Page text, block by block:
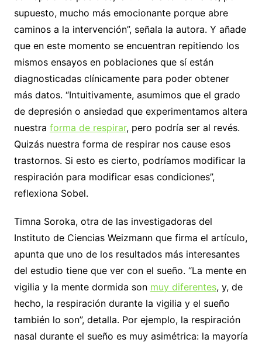
supuesto, mucho más emocionante porque abre
caminos a la intervención”, señala la autora. Y añade
que en este momento se encuentran repitiendo los
mismos ensayos en poblaciones que sí están
diagnosticadas clínicamente para poder obtener
más datos. “Intuitivamente, asumimos que el grado
de depresión o ansiedad que experimentamos altera
nuestra forma de respirar, pero podría ser al revés.
Quizás nuestra forma de respirar nos cause esos
trastornos. Si esto es cierto, podríamos modificar la
respiración para modificar esas condiciones”,
reflexiona Sobel.
Timna Soroka, otra de las investigadoras del
Instituto de Ciencias Weizmann que firma el artículo,
apunta que uno de los resultados más interesantes
del estudio tiene que ver con el sueño. “La mente en
vigilia y la mente dormida son muy diferentes, y, de
hecho, la respiración durante la vigilia y el sueño
también lo son”, detalla. Por ejemplo, la respiración
nasal durante el sueño es muy asimétrica: la mayoría